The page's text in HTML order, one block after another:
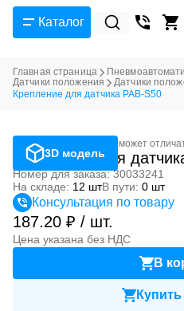
Каталог
Главная страница
Датчики положения
Датчики
Крепление для датчика PAB-S50
3D модель
Фотография может
Крепление для
Номер для заказа: 30033241
На складе: 12 штВ пути: 0 шт
Консультация по товару
187.20 ₽ / шт.
Цена указана без НДС
В